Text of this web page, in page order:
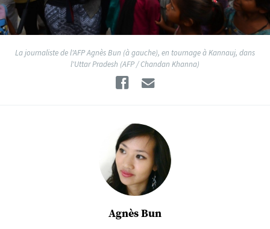
La journaliste de l'AFP Agnès Bun (à gauche), en tournage à Kannauj, dans
l'Uttar Pradesh (AFP / Chandan Khanna)
Facebook
Agnès Bun